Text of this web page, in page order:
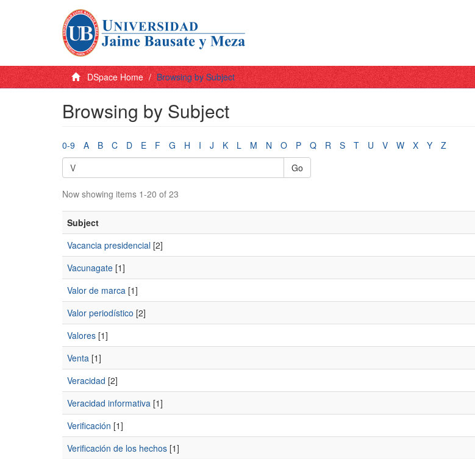
DSpace Home Browsing by Subject
Browsing by Subject
0-9 A B C D E F G H I J K L M N O P Q R S T U V W X Y
Z
Go
Now showing items 1-20 of 23
Subject
Vacancia presidencial [2]
Vacunagate [1]
Valor de marca [1]
Valor periodístico [2]
Valores [1]
Venta [1]
Veracidad [2]
Veracidad informativa [1]
Verificación [1]
Verificación de los hechos [1]